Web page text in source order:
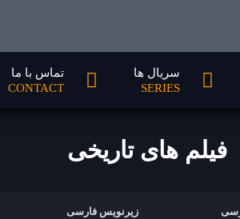
سریال ها
SERIES
تماس با ما
CONTACT
فیلم های تاریخی
زیرنویس فارسی